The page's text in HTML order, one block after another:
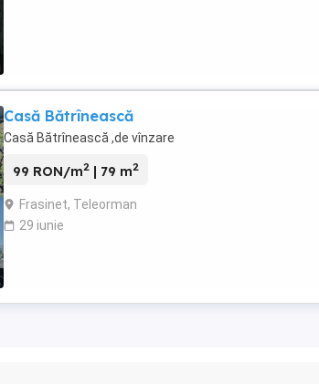
Casă Bătrînească
Casă Bătrînească ,de vînzare
99 RON/m2 | 79 m2
Frasinet, Teleorman
29 iunie